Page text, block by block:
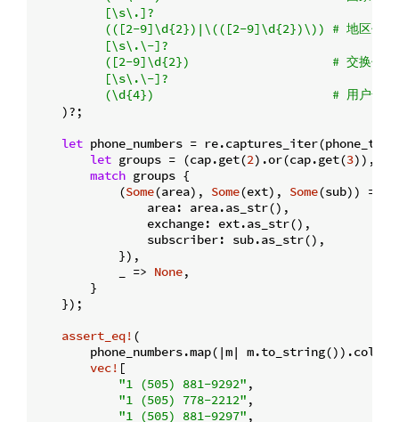
          [\s\.]?
          (([2-9]\d{2})|\(([2-9]\d{2})\)) # 地区代码
          [\s\.\-]?
          ([2-9]\d{2})                    # 交换代码
          [\s\.\-]?
(\d{4})                         # 用户号
    )?;
let phone_numbers =
let groups = (cap.get(2).or(cap.get(3)),
match groups {
            (
Some(area), Some(ext), Some(sub)) =>
                area: area.as_str(),
                exchange: ext.as_str(),
                subscriber: sub.as_str(),
            }),
            _ =>
None,
        }
    });
assert_eq! (
phone_numbers.map(|m|
vec! [
"1 (505) 881-9292" ,
"1 (505) 778-2212" ,
"1 (505) 881-9297" ,